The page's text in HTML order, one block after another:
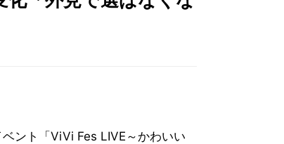
ント「ViVi Fes LIVE～かわいい